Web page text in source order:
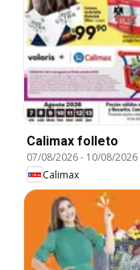
Calimax folleto
07/08/2026- 10/08/2026
Calimax